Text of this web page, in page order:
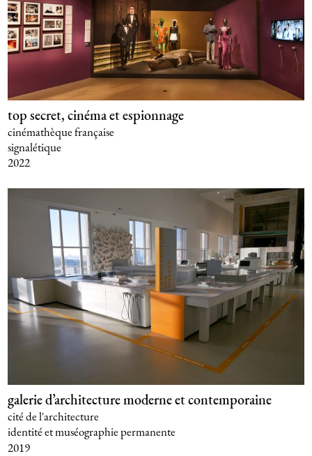
top secret, cinéma et espionnage
cinémathèque française
signalétique
2022
galerie d’architecture moderne et contemporaine
cité de l'architecture
identité et muséographie permanente
2019